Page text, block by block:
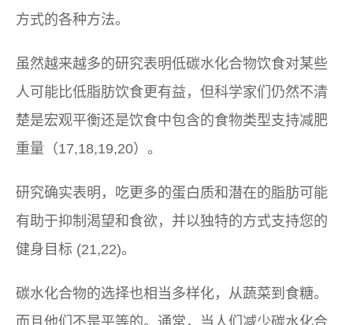
方式的各种方法。
虽然越来越多的研究表明低碳水化合物饮食对某些
人可能比低脂肪饮食更有益，但科学家们仍然不清
楚是宏观平衡还是饮食中包含的食物类型支持减肥
重量（17,18,19,20）。
研究确实表明，吃更多的蛋白质和潜在的脂肪可能
有助于抑制渴望和食欲，并以独特的方式支持您的
健身目标 (21,22)。
碳水化合物的选择也相当多样化，从蔬菜到食糖。
而且他们不是平等的。通常，当人们减少碳水化合